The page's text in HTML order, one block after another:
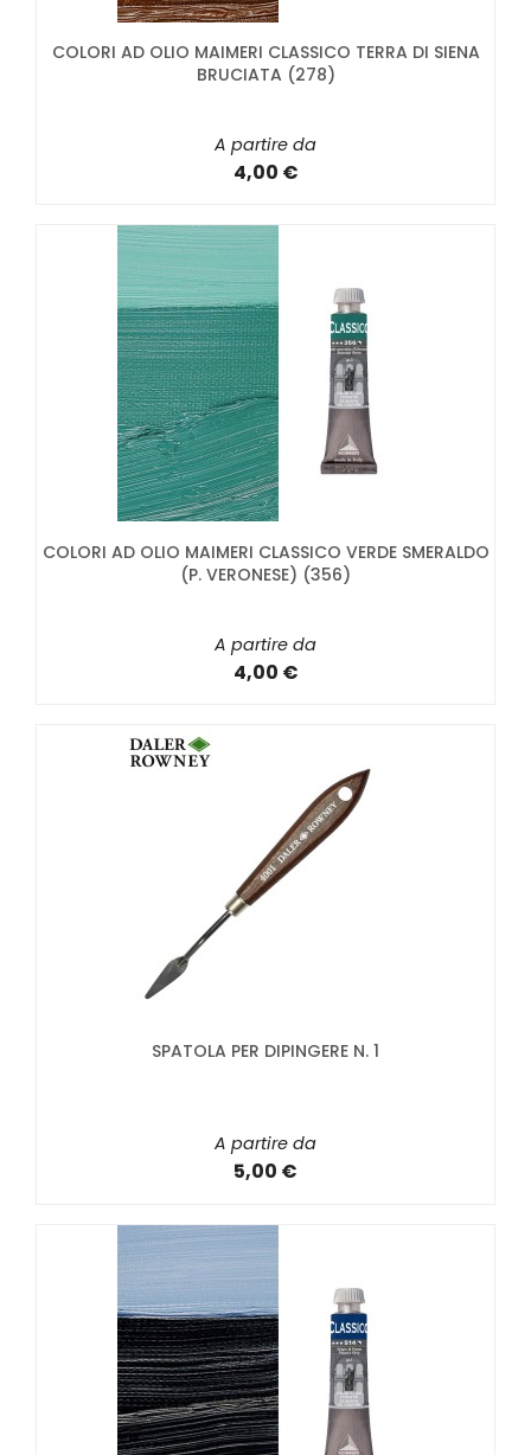
COLORI AD OLIO MAIMERI CLASSICO TERRA DI SIENA
BRUCIATA (278)
A partire da
4,00 €
COLORI AD OLIO MAIMERI CLASSICO VERDE SMERALDO
(P. VERONESE) (356)
A partire da
4,00 €
SPATOLA PER DIPINGERE N. 1
A partire da
5,00 €